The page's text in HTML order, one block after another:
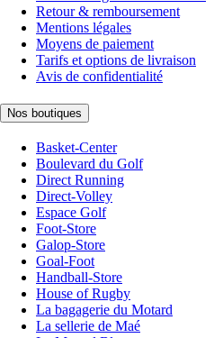
Retour & remboursement
Mentions légales
Moyens de paiement
Tarifs et options de livraison
Avis de confidentialité
Nos boutiques
Basket-Center
Boulevard du Golf
Direct Running
Direct-Volley
Espace Golf
Foot-Store
Galop-Store
Goal-Foot
Handball-Store
House of Rugby
La bagagerie du Motard
La sellerie de Maé